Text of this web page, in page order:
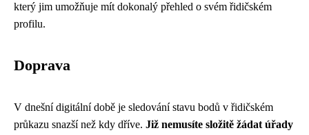
který jim umožňuje mít dokonalý přehled o svém řidičském
profilu.
Doprava
V dnešní digitální době je sledování stavu bodů v řidičském
průkazu snazší než kdy dříve. Již nemusíte složitě žádat úřady